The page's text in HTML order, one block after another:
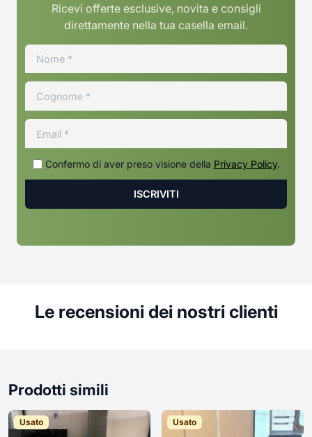
Ricevi offerte esclusive, novita e consigli
direttamente nella tua casella email.
Confermo di aver preso visione della Privacy Policy.
Le recensioni dei nostri clienti
Prodotti simili
Usato Usato